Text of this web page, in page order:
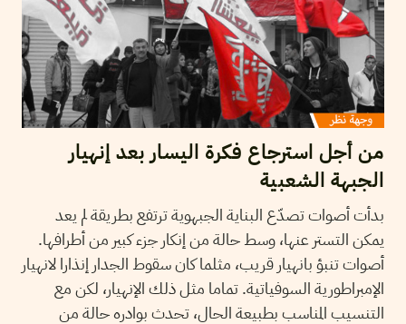
من أجل استرجاع فكرة اليسار بعد إنهيار
الجبهة الشعبية
بدأت أصوات تصدّع البناية الجبهوية ترتفع بطريقة لم يعد
يمكن التستر عنها، وسط حالة من إنكار جزء كبير من أطرافها.
أصوات تنبؤ بانهيار قريب، مثلما كان سقوط الجدار إنذارا لانهيار
الإمبراطورية السوفياتية. تماما مثل ذلك الإنهيار، لكن مع
التنسيب المناسب بطبيعة الحال، تحدث بوادره حالة من